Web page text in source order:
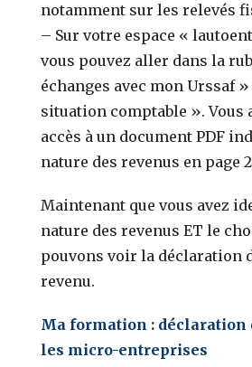
notamment sur les relevés
– Sur votre espace «
vous pouvez aller dans la
échanges avec mon Urssaf »
situation comptable ». Vous
accès à un document PDF
nature des revenus en page
Maintenant que vous avez
nature des revenus ET le
pouvons voir la déclaration
revenu.
Ma formation : déclaration
les micro-entreprises